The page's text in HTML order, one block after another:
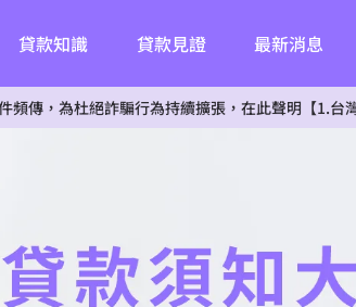
貸款知識 貸款見證 最新消息
杜絕詐騙行為持續擴張，在此聲明【1.台灣理財